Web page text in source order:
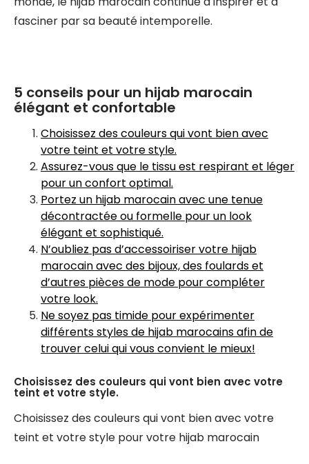
fasciner par sa beauté intemporelle.
5 conseils pour un hijab marocain
élégant et confortable
Choisissez des couleurs qui vont bien avec
votre teint et votre style.
Assurez-vous que le tissu est respirant et léger
pour un confort optimal.
Portez un hijab marocain avec une tenue
décontractée ou formelle pour un look
élégant et sophistiqué.
N’oubliez pas d’accessoiriser votre hijab
marocain avec des bijoux, des foulards et
d’autres pièces de mode pour compléter
votre look.
Ne soyez pas timide pour expérimenter
différents styles de hijab marocains afin de
trouver celui qui vous convient le mieux!
Choisissez des couleurs qui vont bien avec votre
teint et votre style.
Choisissez des couleurs qui vont bien avec votre
teint et votre style pour votre hijab marocain